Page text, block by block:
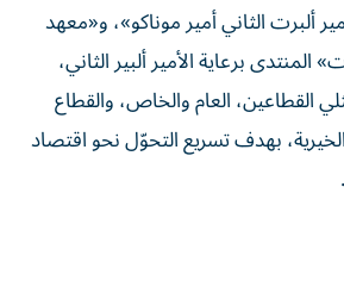
الثاني أمير موناكو»، و«معهد
المنتدى برعاية الأمير ألبير الثاني،
القطاعين، العام والخاص، والقطاع
بهدف تسريع التحوّل نحو اقتصاد